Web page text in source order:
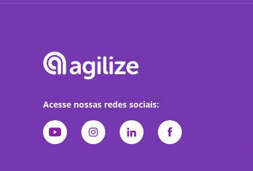
Acesse nossas redes sociais: